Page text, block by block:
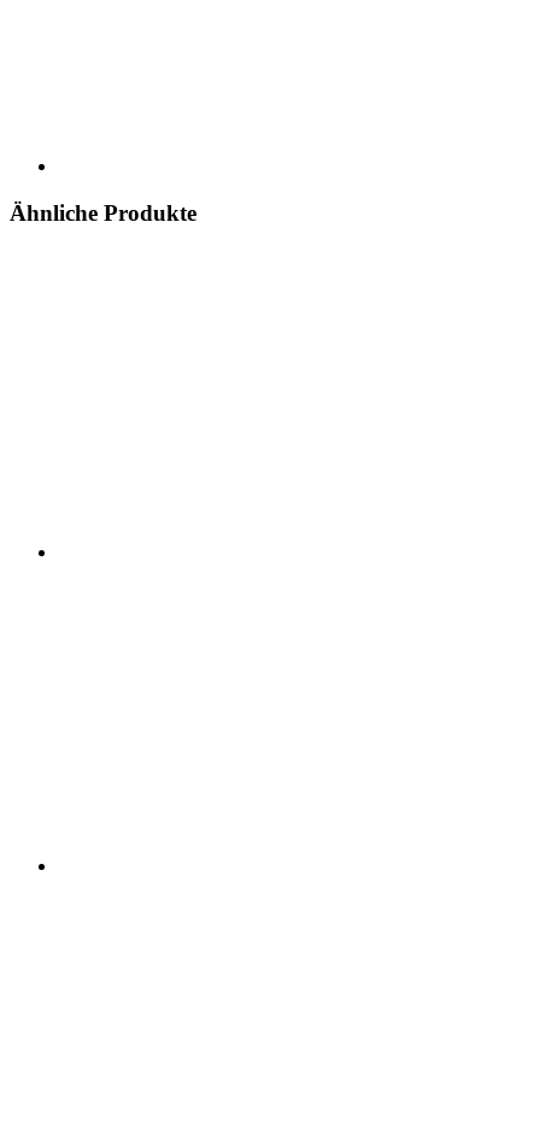
Ähnliche Produkte